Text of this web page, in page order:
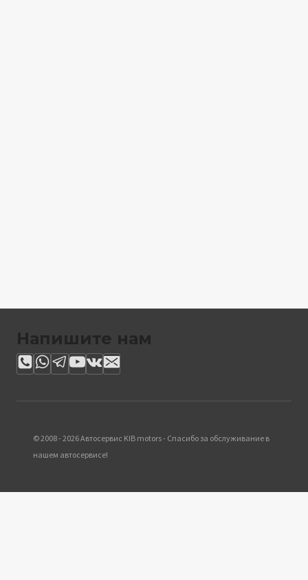
Напишите нам
© 2008 - 2026 Автосервис KIB motors - Спасибо за обслуживание в
нашем автосервисе!